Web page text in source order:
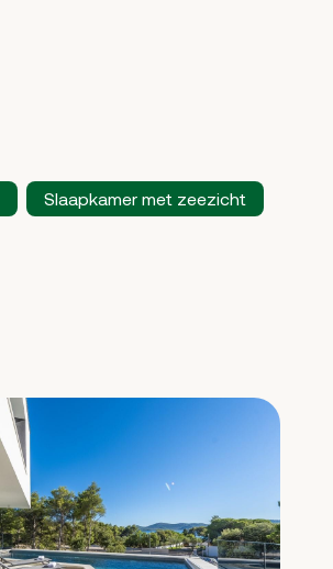
Slaapkamer met zeezicht